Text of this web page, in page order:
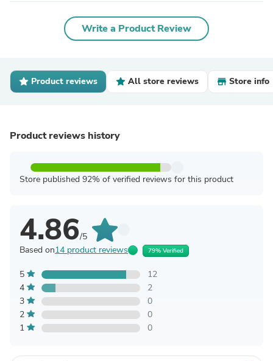
Write a Product Review
Product reviews All store reviews Store info
Product reviews history
Store published 92% of verified reviews for this product
4.86/5
Based on14 product reviews 79% Verified
5
12
4
2
3
0
2
0
1
0